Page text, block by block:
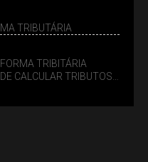
TRIBUTÁRIA
TRIBITÁRIA
CALCULAR TRIBUTOS